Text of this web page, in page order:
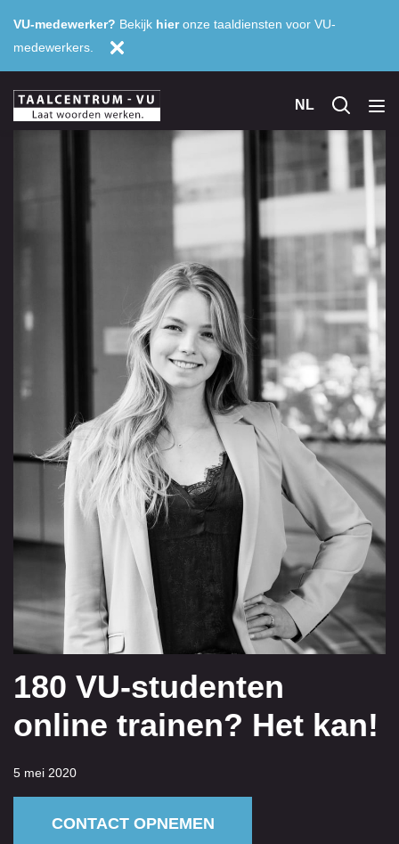
VU-medewerker? Bekijk hieronze taaldiensten voor VU-
medewerkers.
NL
180 VU-studenten
online trainen? Het kan!
5 mei 2020
CONTACT OPNEMEN